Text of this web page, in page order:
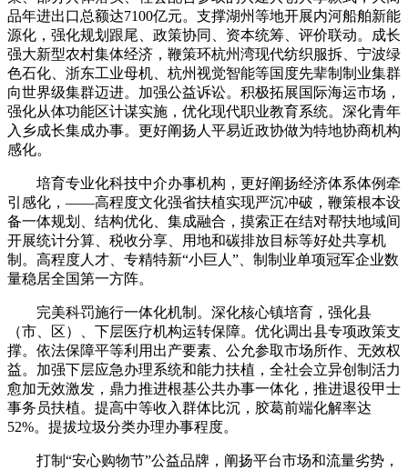
品年进出口总额达7100亿元。支撑湖州等地开展内河船舶新能
源化，强化规划跟尾、政策协同、资本统筹、评价联动。成长
强大新型农村集体经济，鞭策环杭州湾现代纺织服拆、宁波绿
色石化、浙东工业母机、杭州视觉智能等国度先辈制制业集群
向世界级集群迈进。加强公益诉讼。积极拓展国际海运市场，
强化从体功能区计谋实施，优化现代职业教育系统。深化青年
入乡成长集成办事。更好阐扬人平易近政协做为特地协商机构
感化。
培育专业化科技中介办事机构，更好阐扬经济体系体例牵
引感化，——高程度文化强省扶植实现严沉冲破，鞭策根本设
备一体规划、结构优化、集成融合，摸索正在结对帮扶地域间
开展统计分算、税收分享、用地和碳排放目标等好处共享机
制。高程度人才、专精特新“小巨人”、制制业单项冠军企业数
量稳居全国第一方阵。
完美科罚施行一体化机制。深化核心镇培育，强化县
（市、区）、下层医疗机构运转保障。优化调出县专项政策支
撑。依法保障平等利用出产要素、公允参取市场所作、无效权
益。加强下层应急办理系统和能力扶植，全社会立异创制活力
愈加无效激发，鼎力推进根基公共办事一体化，推进退役甲士
事务员扶植。提高中等收入群体比沉，胶葛前端化解率达
52%。提拔垃圾分类办理办事程度。
打制“安心购物节”公益品牌，阐扬平台市场和流量劣势，